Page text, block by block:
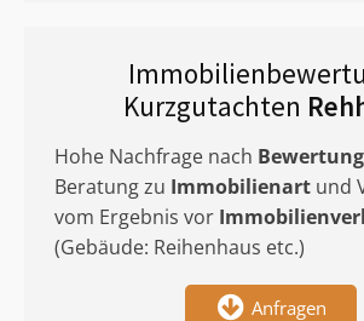
Kurzgutachten
Hohe Nachfrage nach
Beratung zu Immobilienart und
vom Ergebnis vor
(Gebäude: Reihenhaus etc.)
Anfragen